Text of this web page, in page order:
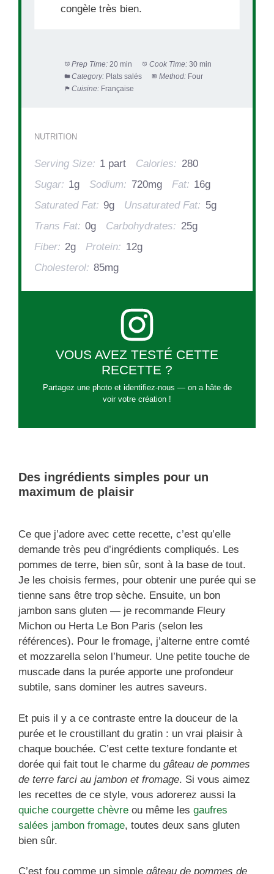
congèle très bien.
Prep Time: 20 min Cook Time: 30 min
Category: Plats salés Method: Four
Cuisine: Française
NUTRITION
Serving Size: 1 part Calories: 280
Sugar: 1g Sodium: 720mg Fat: 16g
Saturated Fat: 9g Unsaturated Fat: 5g
Trans Fat: 0g Carbohydrates: 25g
Fiber: 2g Protein: 12g
Cholesterol: 85mg
VOUS AVEZ TESTÉ CETTE
RECETTE ?
Partagez une photo et identifiez-nous — on a hâte de
voir votre création !
Des ingrédients simples pour un
maximum de plaisir
Ce que j’adore avec cette recette, c’est qu’elle
demande très peu d’ingrédients compliqués. Les
pommes de terre, bien sûr, sont à la base de tout.
Je les choisis fermes, pour obtenir une purée qui se
tienne sans être trop sèche. Ensuite, un bon
jambon sans gluten — je recommande Fleury
Michon ou Herta Le Bon Paris (selon les
références). Pour le fromage, j’alterne entre comté
et mozzarella selon l’humeur. Une petite touche de
muscade dans la purée apporte une profondeur
subtile, sans dominer les autres saveurs.
Et puis il y a ce contraste entre la douceur de la
purée et le croustillant du gratin : un vrai plaisir à
chaque bouchée. C’est cette texture fondante et
dorée qui fait tout le charme du gâteau de pommes
de terre farci au jambon et fromage. Si vous aimez
les recettes de ce style, vous adorerez aussi la
quiche courgette chèvre ou même les gaufres
salées jambon fromage, toutes deux sans gluten
bien sûr.
C’est fou comme un simple gâteau de pommes de